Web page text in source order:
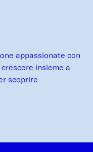
appassionate con
insieme a
scoprire